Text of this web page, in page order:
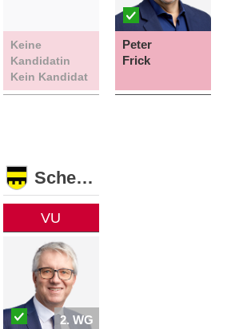
Keine
Kandidatin
Kein Kandidat
Peter
Frick
Schellenberg
VU
2. WG